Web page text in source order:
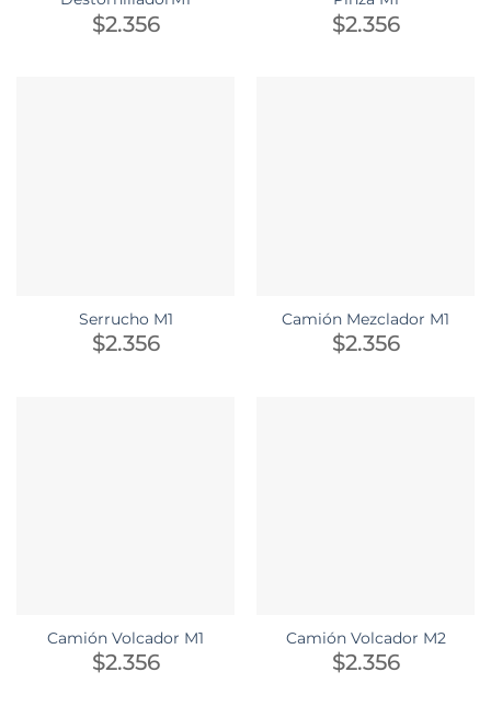
$2.356 $2.356
Serrucho M1
$2.356
Camión Mezclador M1
$2.356
Camión Volcador M1
$2.356
Camión Volcador M2
$2.356